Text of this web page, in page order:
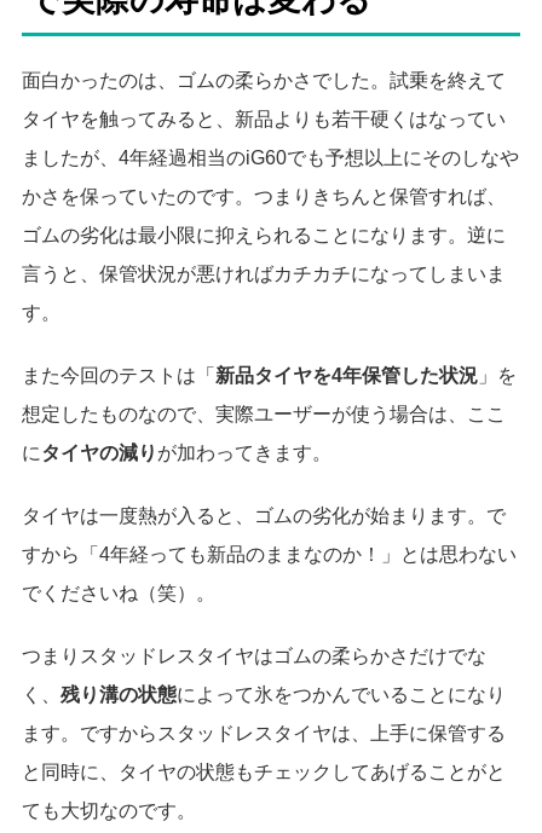
面白かったのは、ゴムの柔らかさでした。試乗を終えて
タイヤを触ってみると、新品よりも若干硬くはなってい
ましたが、4年経過相当のiG60でも予想以上にそのしなや
かさを保っていたのです。つまりきちんと保管すれば、
ゴムの劣化は最小限に抑えられることになります。逆に
言うと、保管状況が悪ければカチカチになってしまいま
す。
また今回のテストは「 新品タイヤを4年保管した状況 」を
想定したものなので、実際ユーザーが使う場合は、ここ
にタイヤの減り が加わってきます。
タイヤは一度熱が入ると、ゴムの劣化が始まります。で
すから「4年経っても新品のままなのか！」とは思わない
でくださいね（笑）。
つまりスタッドレスタイヤはゴムの柔らかさだけでな
く、 残り溝の状態によって氷をつかんでいることになり
ます。ですからスタッドレスタイヤは、上手に保管する
と同時に、タイヤの状態もチェックしてあげることがと
ても大切なのです。